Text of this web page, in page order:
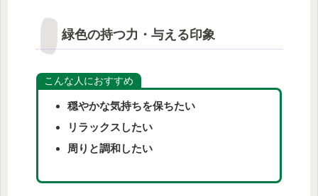
緑色の持つ力・与える印象
こんな人におすすめ
穏やかな気持ちを保ちたい
リラックスしたい
周りと調和したい